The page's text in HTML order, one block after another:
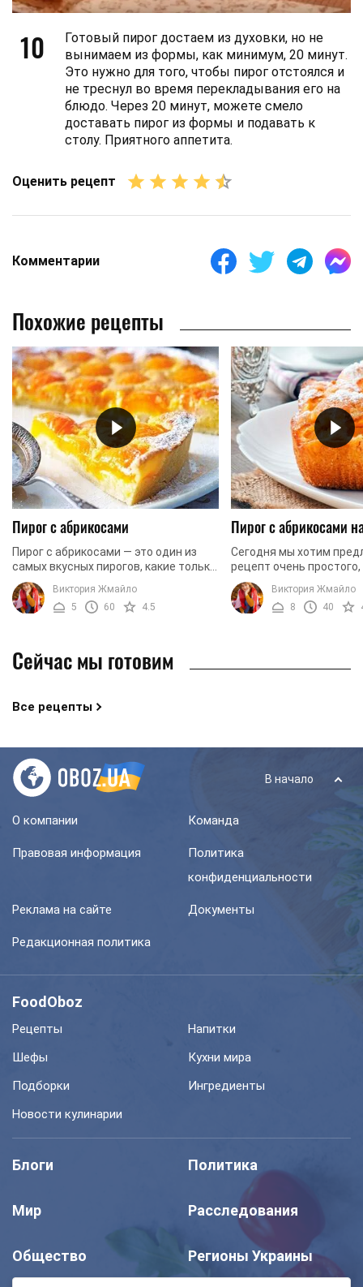
10
Готовый пирог достаем из духовки, но не
вынимаем из формы, как минимум, 20 минут.
Это нужно для того, чтобы пирог отстоялся и
не треснул во время перекладывания его на
блюдо. Через 20 минут, можете смело
доставать пирог из формы и подавать к
столу. Приятного аппетита.
Оценить рецепт
Комментарии
Похожие рецепты
Пирог с абрикосами
Пирог с абрикосами — это один из
самых вкусных пирогов, какие только
можно приготовить на домашней
кухне. Мы предлагаем вам освоить
рецепт простого ...
Виктория Жмайло
5
60 4.5
Пирог с абрикосами
Сегодня мы хотим
рецепт очень простого,
неимоверно вкусного
приготовление
придется тратить
Виктория Жмайло
8
40
Сейчас мы готовим
Все рецепты
В начало
О компании Команда
Правовая информация
Политика
конфиденциальности
Реклама на сайте Документы
Редакционная политика
FoodOboz
Рецепты
Напитки
Шефы
Кухни мира
Подборки
Ингредиенты
Новости кулинарии
Блоги Политика
Мир Расследования
Общество Регионы Украины